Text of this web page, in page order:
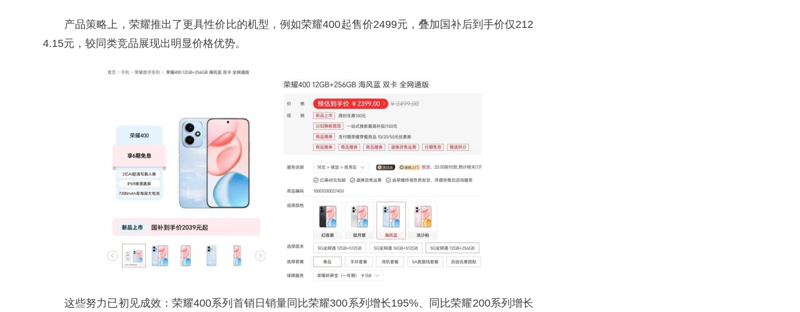
产品策略上，荣耀推出了更具性价比的机型，例如荣耀400起售价2499元，叠加国补后到手价仅212
4.15元，较同类竞品展现出明显价格优势。
这些努力已初见成效：荣耀400系列首销日销量同比荣耀300系列增长195%、同比荣耀200系列增长